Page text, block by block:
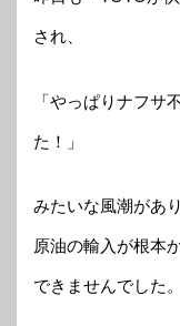
され、
「やっぱりナフサ
た！」
みたいな風潮があ
原油の輸入が根本
できませんでした。